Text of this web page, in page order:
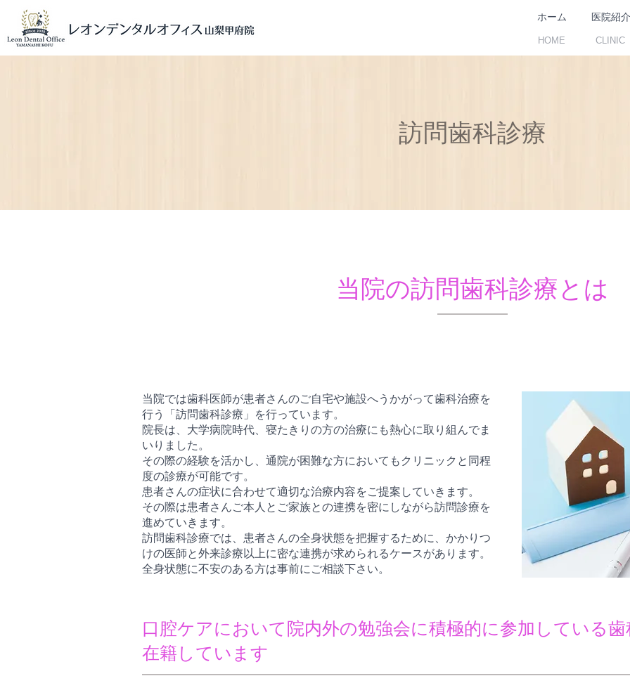
ホーム 医院紹介
HOME CLINIC
訪問歯科診療
当院の訪問歯科診療とは
当院では歯科医師が患者さんのご自宅や施設へうかがって歯科治療を
行う「訪問歯科診療」を行っています。
院長は、大学病院時代、寝たきりの方の治療にも熱心に取り組んでま
いりました。
その際の経験を活かし、通院が困難な方においてもクリニックと同程
度の診療が可能です。
患者さんの症状に合わせて適切な治療内容をご提案していきます。
その際は患者さんご本人とご家族との連携を密にしながら訪問診療を
進めていきます。
訪問歯科診療では、患者さんの全身状態を把握するために、かかりつ
けの医師と外来診療以上に密な連携が求められるケースがあります。
全身状態に不安のある方は事前にご相談下さい。
口腔ケアにおいて院内外の勉強会に積極的に参加している
在籍しています